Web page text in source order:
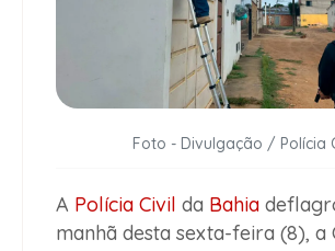
Foto - Divulgação / Polícia
A Polícia Civil da Bahia
manhã desta sexta-feira (8), a